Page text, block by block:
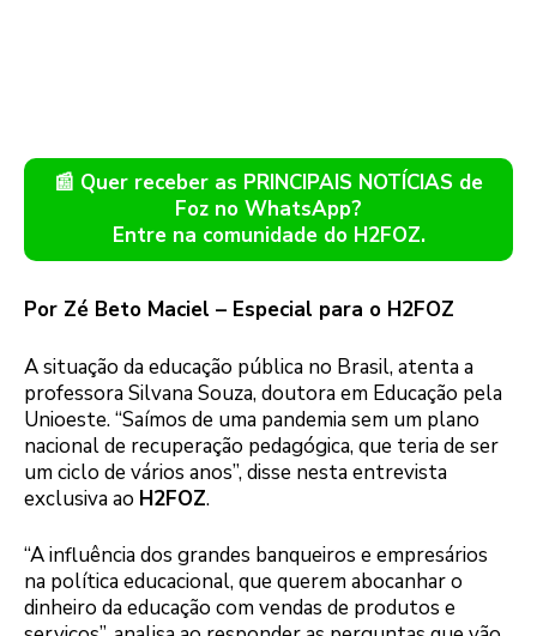
📰 Quer receber as PRINCIPAIS NOTÍCIAS de
Foz no WhatsApp?
Entre na comunidade do H2FOZ.
Por Zé Beto Maciel – Especial para o H2FOZ
A situação da educação pública no Brasil, atenta a
professora Silvana Souza, doutora em Educação pela
Unioeste. “Saímos de uma pandemia sem um plano
nacional de recuperação pedagógica, que teria de ser
um ciclo de vários anos”, disse nesta entrevista
exclusiva ao H2FOZ.
“A influência dos grandes banqueiros e empresários
na política educacional, que querem abocanhar o
dinheiro da educação com vendas de produtos e